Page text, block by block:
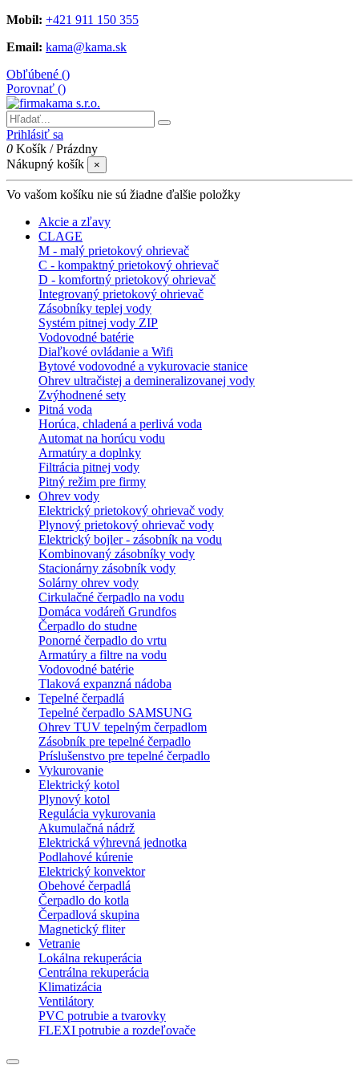
Mobil: +421 911 150 355
Email: kama@kama.sk
Obľúbené ()
Porovnať ()
Prihlásiť sa
0 Košík /Prázdny
Nákupný košík
×
Vo vašom košíku nie sú žiadne ďalšie položky
Akcie a zľavy
CLAGE
M - malý prietokový ohrievač
C - kompaktný prietokový ohrievač
D - komfortný prietokový ohrievač
Integrovaný prietokový ohrievač
Zásobníky teplej vody
Systém pitnej vody ZIP
Vodovodné batérie
Diaľkové ovládanie a Wifi
Bytové vodovodné a vykurovacie stanice
Ohrev ultračistej a demineralizovanej vody
Zvýhodnené sety
Pitná voda
Horúca, chladená a perlivá voda
Automat na horúcu vodu
Armatúry a doplnky
Filtrácia pitnej vody
Pitný režim pre firmy
Ohrev vody
Elektrický prietokový ohrievač vody
Plynový prietokový ohrievač vody
Elektrický bojler - zásobník na vodu
Kombinovaný zásobníky vody
Stacionárny zásobník vody
Solárny ohrev vody
Cirkulačné čerpadlo na vodu
Domáca vodáreň Grundfos
Čerpadlo do studne
Ponorné čerpadlo do vrtu
Armatúry a filtre na vodu
Vodovodné batérie
Tlaková expanzná nádoba
Tepelné čerpadlá
Tepelné čerpadlo SAMSUNG
Ohrev TUV tepelným čerpadlom
Zásobník pre tepelné čerpadlo
Príslušenstvo pre tepelné čerpadlo
Vykurovanie
Elektrický kotol
Plynový kotol
Regulácia vykurovania
Akumulačná nádrž
Elektrická výhrevná jednotka
Podlahové kúrenie
Elektrický konvektor
Obehové čerpadlá
Čerpadlo do kotla
Čerpadlová skupina
Magnetický fliter
Vetranie
Lokálna rekuperácia
Centrálna rekuperácia
Klimatizácia
Ventilátory
PVC potrubie a tvarovky
FLEXI potrubie a rozdeľovače